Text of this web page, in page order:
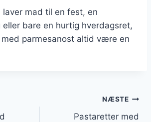
laver mad til en fest, en
bare en hurtig hverdagsret,
parmesanost altid være en
NÆSTE
Pastaretter med